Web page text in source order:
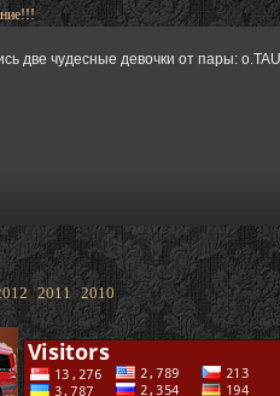
две чудесные девочки от пары:
2011 2010